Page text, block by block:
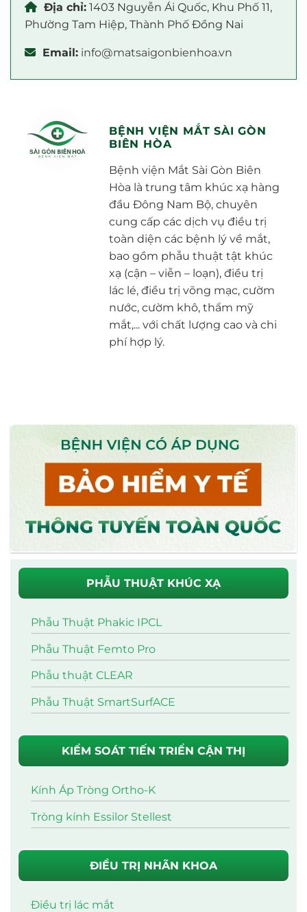
Địa chỉ: 1403 Nguyễn Ái Quốc, Khu Phố 11,
Phường Tam Hiệp, Thành Phố Đồng Nai
Email: info@matsaigonbienhoa.vn
BỆNH VIỆN MẮT SÀI GÒN
BIÊN HÒA
Bệnh viện Mắt Sài Gòn Biên
Hòa là trung tâm khúc xạ hàng
đầu Đông Nam Bộ, chuyên
cung cấp các dịch vụ điều trị
toàn diện các bệnh lý về mắt,
bao gồm phẫu thuật tật khúc
xạ (cận – viễn – loạn), điều trị
lác lé, điều trị võng mạc, cườm
nước, cườm khô, thẩm mỹ
mắt,... với chất lượng cao và chi
phí hợp lý.
PHẪU THUẬT KHÚC XẠ
Phẫu Thuật Phakic IPCL
Phẫu Thuật Femto Pro
Phẫu thuật CLEAR
Phẫu Thuật SmartSurfACE
KIỂM SOÁT TIẾN TRIỂN CẬN THỊ
Kính Áp Tròng Ortho-K
Tròng kính Essilor Stellest
ĐIỀU TRỊ NHÃN KHOA
Điều trị lác mắt